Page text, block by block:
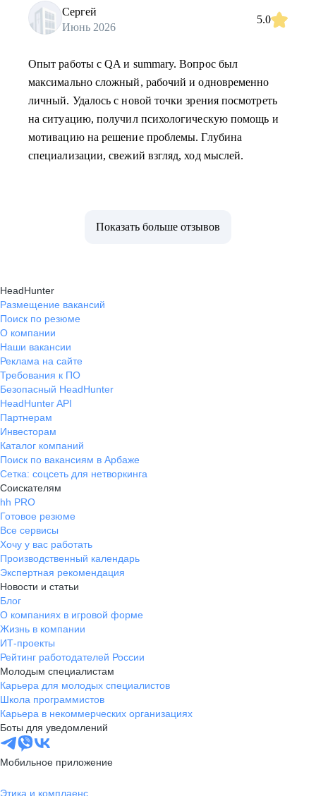
Сергей
Июнь 2026
5.0
Опыт работы с QA и summary. Вопрос был
максимально сложный, рабочий и одновременно
личный. Удалось с новой точки зрения посмотреть
на ситуацию, получил психологическую помощь и
мотивацию на решение проблемы. Глубина
специализации, свежий взгляд, ход мыслей.
Показать больше отзывов
HeadHunter
Размещение вакансий
Поиск по резюме
О компании
Наши вакансии
Реклама на сайте
Требования к ПО
Безопасный HeadHunter
HeadHunter API
Партнерам
Инвесторам
Каталог компаний
Поиск по вакансиям в Арбаже
Сетка: соцсеть для нетворкинга
Соискателям
hh PRO
Готовое резюме
Все сервисы
Хочу у вас работать
Производственный календарь
Экспертная рекомендация
Новости и статьи
Блог
О компаниях в игровой форме
Жизнь в компании
ИТ-проекты
Рейтинг работодателей России
Молодым специалистам
Карьера для молодых специалистов
Школа программистов
Карьера в некоммерческих организациях
Боты для уведомлений
Мобильное приложение
Этика и комплаенс